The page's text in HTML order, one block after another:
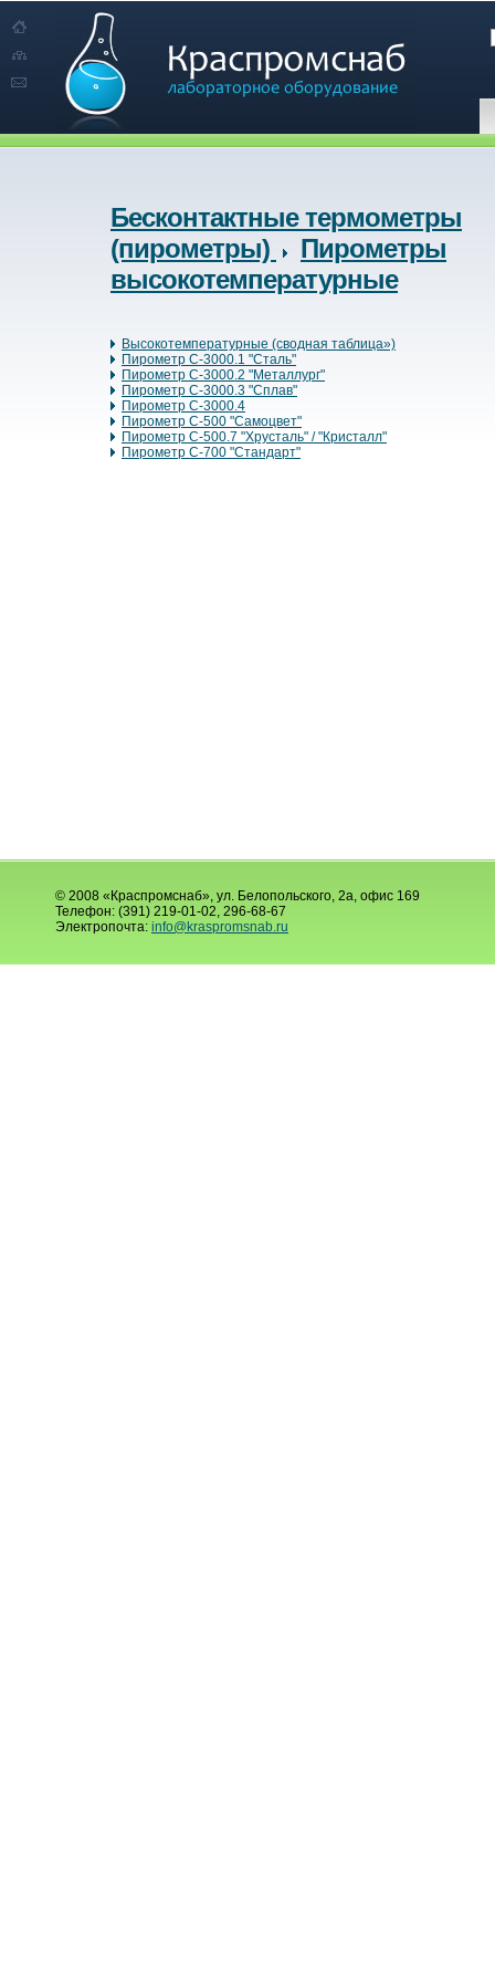
Бесконтактные термометры
(пирометры)
Пирометры
высокотемпературные
Высокотемпературные (сводная таблица»)
Пирометр C-3000.1 "Сталь"
Пирометр C-3000.2 "Металлург"
Пирометр C-3000.3 "Сплав"
Пирометр C-3000.4
Пирометр C-500 "Самоцвет"
Пирометр C-500.7 "Хрусталь" / "Кристалл"
Пирометр C-700 "Стандарт"
© 2008 «Краспромснаб», ул. Белопольского, 2а, офис 169
Телефон: (391) 219-01-02, 296-68-67
Электропочта: info@kraspromsnab.ru